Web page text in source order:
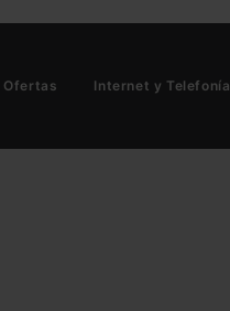
Ofertas Internet y Telefonía